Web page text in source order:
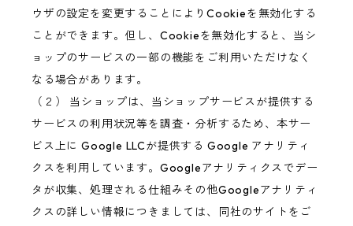
ウザの設定を変更することによりCookieを無効化する
ことができます。但し、Cookieを無効化すると、当シ
ョップのサービスの一部の機能をご利用いただけなく
なる場合があります。
（２） 当ショップは、当ショップサービスが提供する
サービスの利用状況等を調査・分析するため、本サー
ビス上に Google LLCが提供する Google アナリティ
クスを利用しています。Googleアナリティクスでデー
タが収集、処理される仕組みその他Googleアナリティ
クスの詳しい情報につきましては、同社のサイトをご